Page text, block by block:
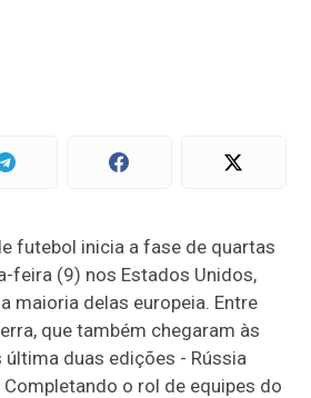
futebol inicia a fase de quartas
feira (9) nos Estados Unidos,
maioria delas europeia. Entre
que também chegaram às
duas edições - Rússia
o rol de equipes do